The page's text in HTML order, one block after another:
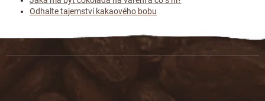
Odhalte tajemství kakaového bobu
Z